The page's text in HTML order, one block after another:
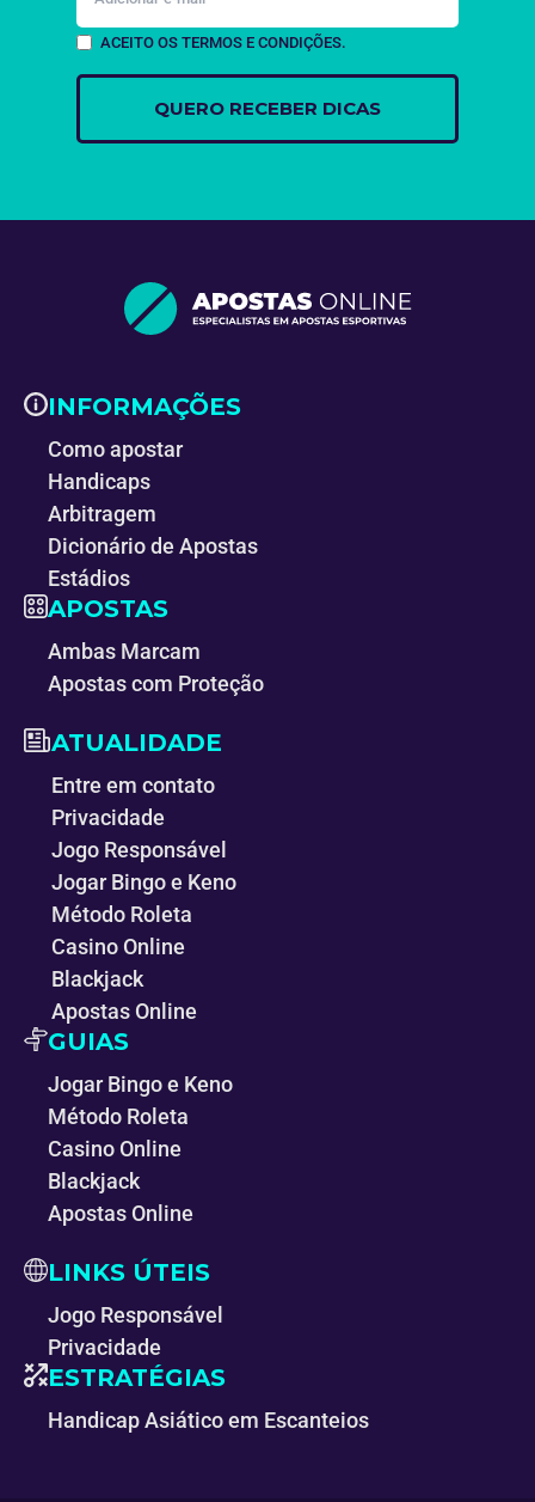
ACEITO OS TERMOS E CONDIÇÕES.
INFORMAÇÕES
Como apostar
Handicaps
Arbitragem
Dicionário de Apostas
Estádios
APOSTAS
Ambas Marcam
Apostas com Proteção
ATUALIDADE
Entre em contato
Privacidade
Jogo Responsável
Jogar Bingo e Keno
Método Roleta
Casino Online
Blackjack
Apostas Online
GUIAS
Jogar Bingo e Keno
Método Roleta
Casino Online
Blackjack
Apostas Online
LINKS ÚTEIS
Jogo Responsável
Privacidade
ESTRATÉGIAS
Handicap Asiático em Escanteios